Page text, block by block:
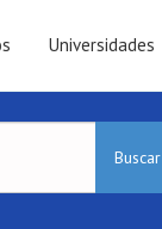
Universidades
Buscar